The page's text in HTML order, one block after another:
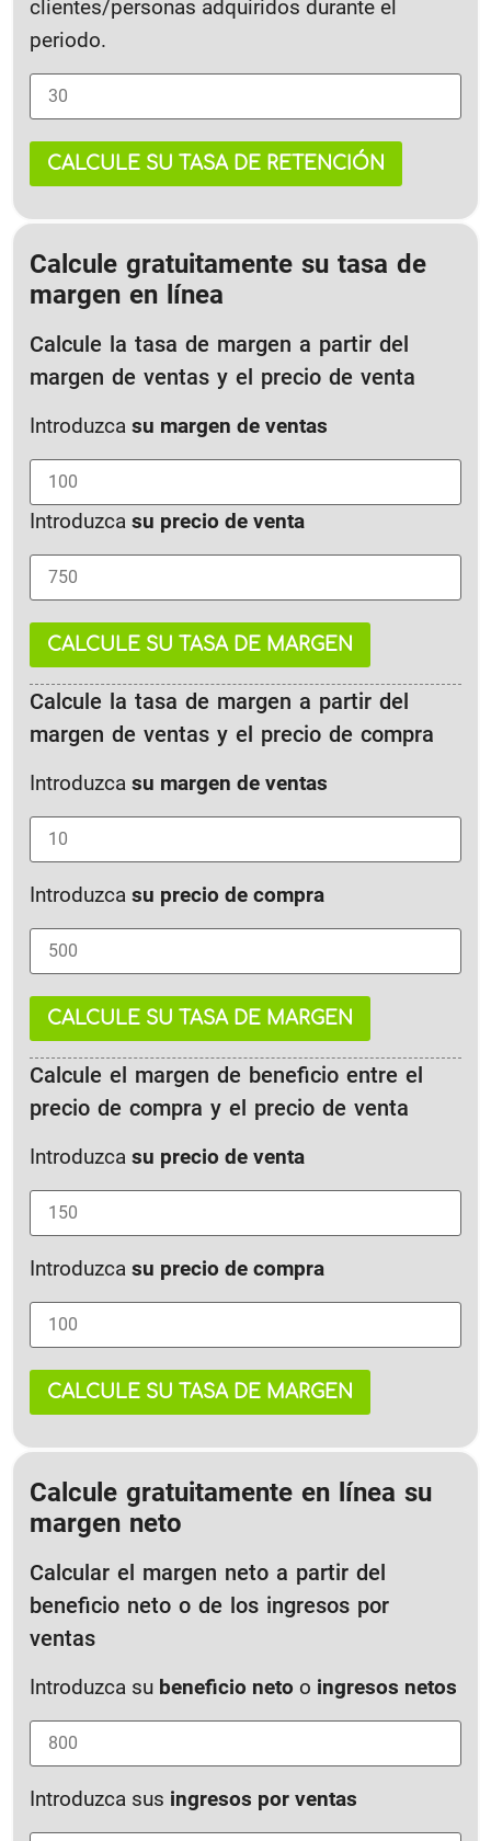
clientes/personas adquiridos durante el
periodo.
CALCULE SU TASA DE RETENCIÓN
Calcule gratuitamente su tasa de
margen en línea
Calcule la tasa de margen a partir del
margen de ventas y el precio de venta
Introduzca su margen de ventas
Introduzca su precio de venta
CALCULE SU TASA DE MARGEN
Calcule la tasa de margen a partir del
margen de ventas y el precio de compra
Introduzca su margen de ventas
Introduzca su precio de compra
CALCULE SU TASA DE MARGEN
Calcule el margen de beneficio entre el
precio de compra y el precio de venta
Introduzca su precio de venta
Introduzca su precio de compra
CALCULE SU TASA DE MARGEN
Calcule gratuitamente en línea su
margen neto
Calcular el margen neto a partir del
beneficio neto o de los ingresos por
ventas
Introduzca su beneficio neto o ingresos netos
Introduzca sus ingresos por ventas